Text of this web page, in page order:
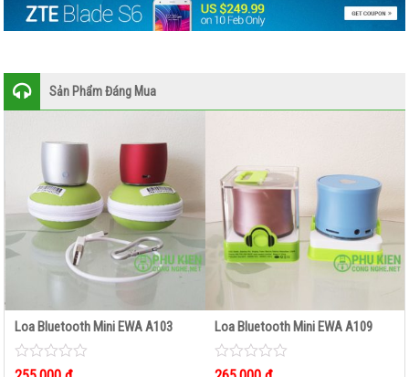
TÍCH
ĐIỆN
LOA
DI
NGHE
–
HEADPHONE
TAI NGHE BLUETOOTH
TAI NGHE ĐIỆN THOẠI
Sản Phẩm Đáng Mua
Loa Bluetooth Mini EWA A103
0
Loa Bluetooth Mini EWA A109
0